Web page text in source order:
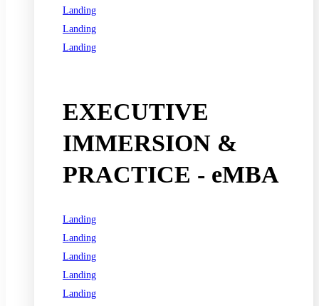
Landing
Landing
Landing
EXECUTIVE
IMMERSION &
PRACTICE - eMBA
Landing
Landing
Landing
Landing
Landing